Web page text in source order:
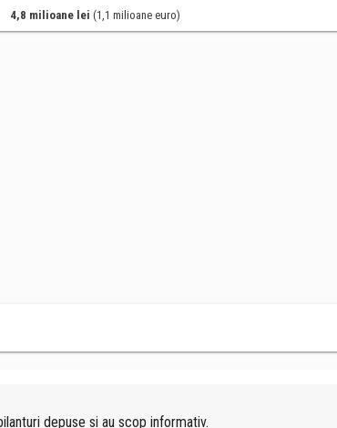
4,8 milioane lei (1,1 milioane euro)
depuse si au scop informativ.